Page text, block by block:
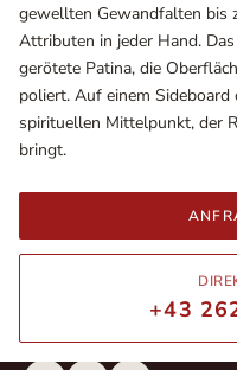
gewellten Gewandfalten bis
Attributen in jeder Hand.
gerötete Patina, die
poliert. Auf einem
spirituellen Mittelpunkt, der
bringt.
+43
Ausstellungsräume
In WinStage
office@indianliving.at